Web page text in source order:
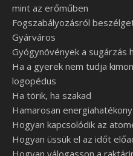
mint az erőműben
Fogszabályozásról
Gyárváros
Gyógynövények a sugárzás
Ha a gyerek nem tudja
logopédus
Ha törik, ha szakad
Hamarosan
Hogyan kapcsolódik az
Hogyan üssük el az időt
Hogyan válogasson a